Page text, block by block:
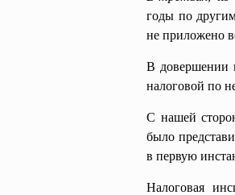
годы по
не приложено
В довершении
налоговой по
С нашей
было
в первую
Налоговая